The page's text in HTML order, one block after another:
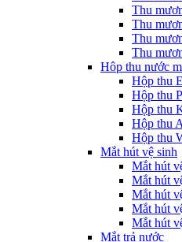
Thu
Thu
Thu
Thu
Hôp thu nước
Hộp thu
Hộp thu
Hộp thu
Hộp thu
Hộp thu
Mắt hút vệ sinh
Mắt hút
Mắt hút
Mắt hút
Mắt hút
Mắt hút
Mắt trả nước